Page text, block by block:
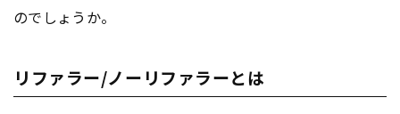
のでしょうか。
リファラー/ノーリファラーとは